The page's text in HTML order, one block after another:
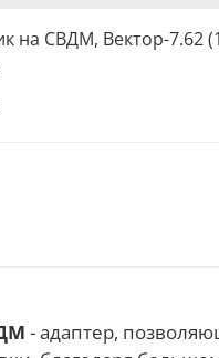
на СВДМ, Вектор-7.62
- адаптер,